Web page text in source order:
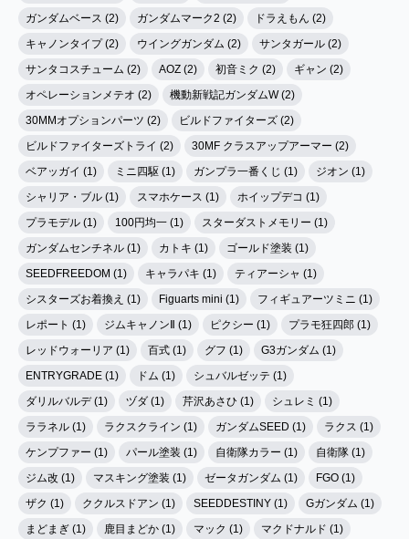
ガンダムベース (2)
ガンダムマーク2 (2)
ドラえもん (2)
キャノンタイプ (2)
ウイングガンダム (2)
サンタガール (2)
サンタコスチューム (2)
AOZ (2) 初音ミク (2)
ギャン (2)
オペレーションメテオ (2)
機動新戦記ガンダムW (2)
30MMオプションパーツ (2)
ビルドファイターズ (2)
ビルドファイターズトライ (2)
30MF クラスアップアーマー (2)
ベアッガイ (1)
ミニ四駆 (1) ガンプラ一番くじ (1)
ジオン (1)
シャリア・ブル (1)
スマホケース (1)
ホイップデコ (1)
プラモデル (1)
100円均一 (1)
スターダストメモリー (1)
ガンダムセンチネル (1)
カトキ (1)
ゴールド塗装 (1)
SEEDFREEDOM (1)
キャラパキ (1)
ティアーシャ (1)
シスターズお着換え (1)
Figuarts mini (1)
フィギュアーツミニ (1)
レポート (1)
ジムキャノンⅡ (1) ピクシー (1)
プラモ狂四郎 (1)
レッドウォーリア (1)
百式 (1) グフ (1)
G3ガンダム (1)
ENTRYGRADE (1)
ドム (1)
シュバルゼッテ (1)
ダリルバルデ (1)
ヅダ (1) 芹沢あさひ (1)
シュレミ (1)
ララネル (1)
ラクスクライン (1) ガンダムSEED (1)
ラクス (1)
ケンプファー (1)
パール塗装 (1) 自衛隊カラー (1)
自衛隊 (1)
ジム改 (1)
マスキング塗装 (1) ゼータガンダム (1)
FGO (1)
ザク (1)
ククルスドアン (1) SEEDDESTINY (1)
Gガンダム (1)
まどまぎ (1)
鹿目まどか (1) マック (1)
マクドナルド (1)